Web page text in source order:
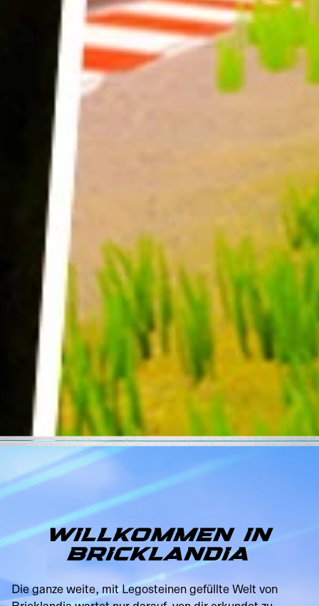
WILLKOMMEN IN
BRICKLANDIA
Die ganze weite, mit Legosteinen gefüllte Welt von